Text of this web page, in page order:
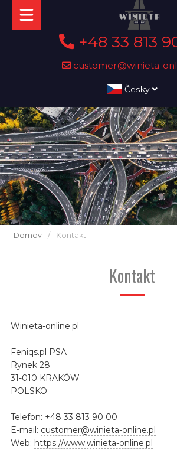
+48 33 813
customer@winieta-
Česky
Domov / Kontakt
Kontakt
Winieta-online.pl
Feniqs.pl PSA
Rynek 28
31-010 KRAKÓW
POLSKO
Telefon: +48 33 813 90 00
E-mail: customer@winieta-online.pl
Web: https://www.winieta-online.pl